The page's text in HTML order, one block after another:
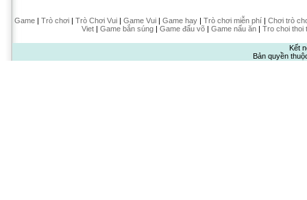
Game| Trò chơi| Trò Chơi Vui| Game Vui| Game hay| Trò chơi miễn phí| Chơi trò
Viet| Game bắn súng| Game đấu võ| Game nấu ăn| Tro choi thoi
Kết
Bản quyền